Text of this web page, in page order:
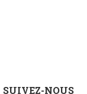
SUIVEZ-NOUS